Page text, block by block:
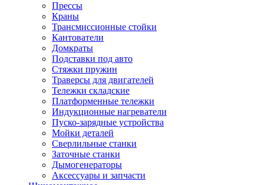
Прессы
Краны
Трансмиссионные стойки
Кантователи
Домкраты
Подставки под авто
Стяжки пружин
Траверсы для двигателей
Тележки складские
Платформенные тележки
Индукционные нагреватели
Пуско-зарядные устройства
Мойки деталей
Сверлильные станки
Заточные станки
Дымогенераторы
Аксессуары и запчасти